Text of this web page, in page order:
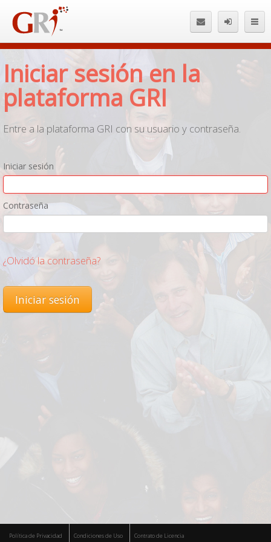
Iniciar sesión en la
plataforma GRI
Entre a la plataforma GRI con su usuario y contraseña.
Iniciar sesión
Contraseña
¿Olvidó la contraseña?
Iniciar sesión
Política de Privacidad Condiciones de Uso Contrato de Licencia